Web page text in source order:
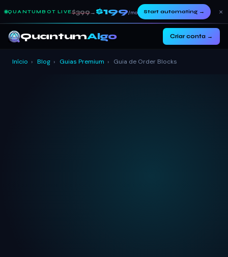
QUANTUMBOT LIVE$399→ $199/mo Start automating→ ×
QuantumAlgo Criar conta →
Início › Blog › Guias Premium › Guia de Order Blocks